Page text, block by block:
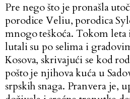
Pre nego što je pronašla
porodice Veliu, porodica
mnogo teškoća. Tokom leta
lutali su po selima i
Kosova, skrivajući se kod
pošto je njihova kuća u
srpskih snaga. Pranvera je,